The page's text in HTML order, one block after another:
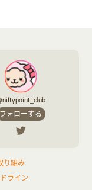
フォローする
り組み
ライン